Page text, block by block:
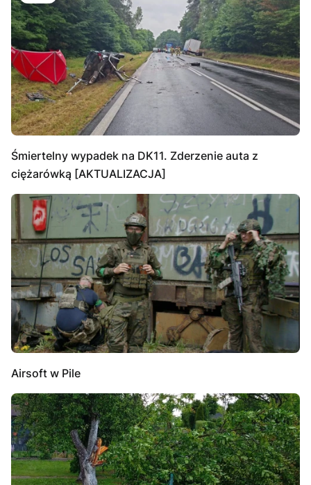
Śmiertelny wypadek na DK11. Zderzenie auta z
ciężarówką [AKTUALIZACJA]
Airsoft w Pile